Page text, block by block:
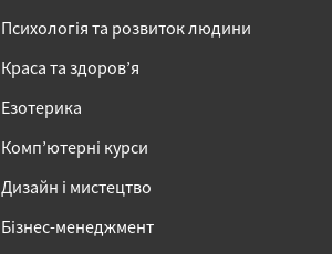
Психологія та розвиток людини
Краса та здоров’я
Езотерика
Комп’ютерні курси
Дизайн і мистецтво
Бізнес-менеджмент